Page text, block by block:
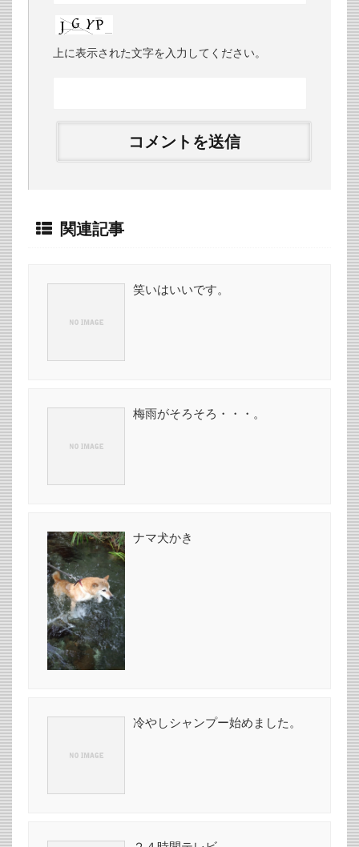
上に表示された文字を入力してください。
関連記事
笑いはいいです。
梅雨がそろそろ・・・。
ナマ犬かき
冷やしシャンプー始めました。